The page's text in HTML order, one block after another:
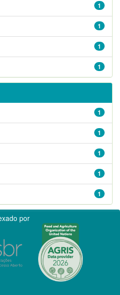
1
1
1
1
1
1
1
1
1
por